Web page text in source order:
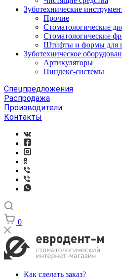
Зуботехнические
Прочие
Стоматологические
Стоматологические
Штифты и формы для
Зуботехническое
Артикуляторы
Пиндекс-системы
Спецпредложения
Распродажа
Производители
Контакты
0
Как сделать заказ?